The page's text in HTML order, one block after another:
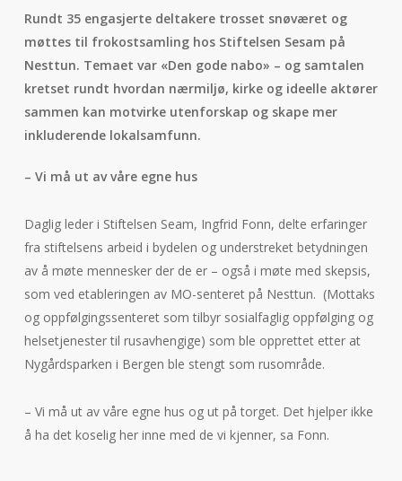
Rundt 35 engasjerte deltakere trosset snøværet og
møttes til frokostsamling hos Stiftelsen Sesam på
Nesttun. Temaet var «Den gode nabo» – og samtalen
kretset rundt hvordan nærmiljø, kirke og ideelle aktører
sammen kan motvirke utenforskap og skape mer
inkluderende lokalsamfunn.
– Vi må ut av våre egne hus
Daglig leder i Stiftelsen Seam, Ingfrid Fonn, delte erfaringer
fra stiftelsens arbeid i bydelen og understreket betydningen
av å møte mennesker der de er – også i møte med skepsis,
som ved etableringen av MO-senteret på Nesttun. (Mottaks
og oppfølgingssenteret som tilbyr sosialfaglig oppfølging og
helsetjenester til rusavhengige) som ble opprettet etter at
Nygårdsparken i Bergen ble stengt som rusområde.
– Vi må ut av våre egne hus og ut på torget. Det hjelper ikke
å ha det koselig her inne med de vi kjenner, sa Fonn.